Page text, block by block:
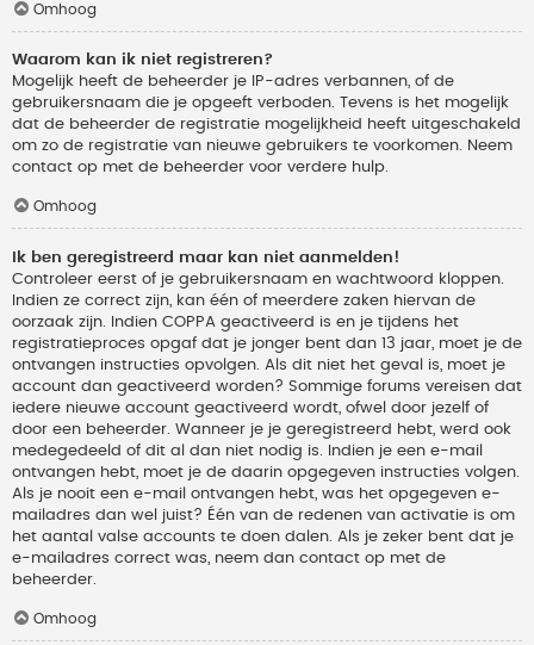
Omhoog
Waarom kan ik niet registreren?
Mogelijk heeft de beheerder je IP-adres verbannen, of de
gebruikersnaam die je opgeeft verboden. Tevens is het mogelijk
dat de beheerder de registratie mogelijkheid heeft uitgeschakeld
om zo de registratie van nieuwe gebruikers te voorkomen. Neem
contact op met de beheerder voor verdere hulp.
Omhoog
Ik ben geregistreerd maar kan niet aanmelden!
Controleer eerst of je gebruikersnaam en wachtwoord kloppen.
Indien ze correct zijn, kan één of meerdere zaken hiervan de
oorzaak zijn. Indien COPPA geactiveerd is en je tijdens het
registratieproces opgaf dat je jonger bent dan 13 jaar, moet je de
ontvangen instructies opvolgen. Als dit niet het geval is, moet je
account dan geactiveerd worden? Sommige forums vereisen dat
iedere nieuwe account geactiveerd wordt, ofwel door jezelf of
door een beheerder. Wanneer je je geregistreerd hebt, werd ook
medegedeeld of dit al dan niet nodig is. Indien je een e-mail
ontvangen hebt, moet je de daarin opgegeven instructies volgen.
Als je nooit een e-mail ontvangen hebt, was het opgegeven e-
mailadres dan wel juist? Één van de redenen van activatie is om
het aantal valse accounts te doen dalen. Als je zeker bent dat je
e-mailadres correct was, neem dan contact op met de
beheerder.
Omhoog